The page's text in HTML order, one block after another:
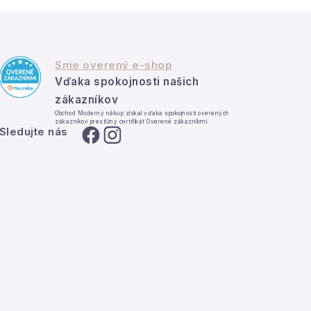
Sme overený e-shop
Vďaka spokojnosti našich
zákazníkov
Obchod Moderný nákup získal vďaka spokojnosti overených
zákazníkov prestížny certifikát Overené zákazníkmi.
Sledujte nás